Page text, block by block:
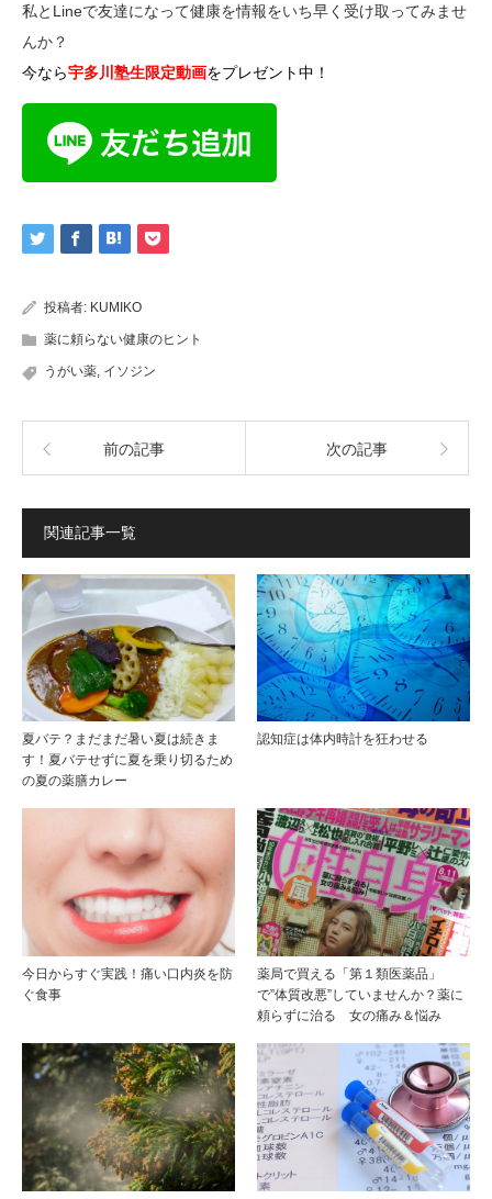
私とLineで友達になって健康を情報をいち早く受け取ってみませ
んか？
今なら宇多川塾生限定動画をプレゼント中！
投稿者: KUMIKO
薬に頼らない健康のヒント
うがい薬 イソジン
前の記事 次の記事
関連記事一覧
夏バテ？まだまだ暑い夏は続きま
す！夏バテせずに夏を乗り切るため
の夏の薬膳カレー
認知症は体内時計を狂わせる
今日からすぐ実践！痛い口内炎を防
ぐ食事
薬局で買える「第１類医薬品」
で”体質改悪”していませんか？薬に
頼らずに治る 女の痛み＆悩み